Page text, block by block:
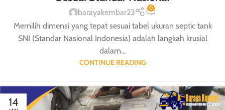
barayakembar23 0
Memilih dimensi yang tepat sesuai tabel ukuran septic tank
SNI (Standar Nasional Indonesia) adalah langkah krusial
dalam...
CONTINUE READING
14